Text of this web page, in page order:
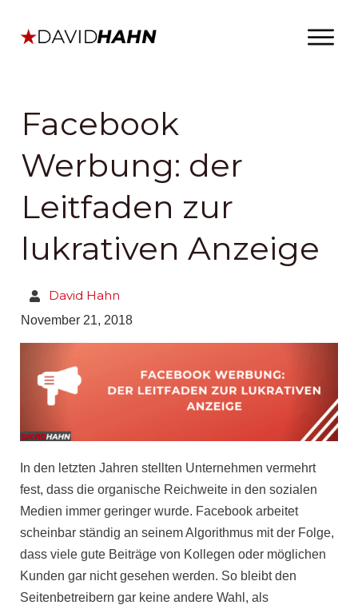
Facebook
Werbung: der
Leitfaden zur
lukrativen Anzeige
David Hahn
November 21, 2018
In den letzten Jahren stellten Unternehmen vermehrt
fest, dass die organische Reichweite in den sozialen
Medien immer geringer wurde. Facebook arbeitet
scheinbar ständig an seinemAlgorithmus mit der Folge,
dass viele gute Beiträge von Kollegen oder möglichen
Kunden gar nicht gesehen werden. So bleibt den
Seitenbetreibern gar keine andere Wahl, als